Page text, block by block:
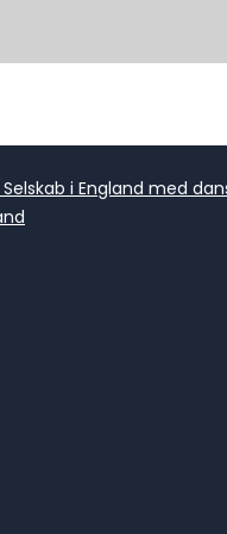
i England med